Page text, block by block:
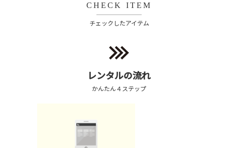
CHECK ITEM
チェックしたアイテム
レンタルの流れ
かんたん４ステップ